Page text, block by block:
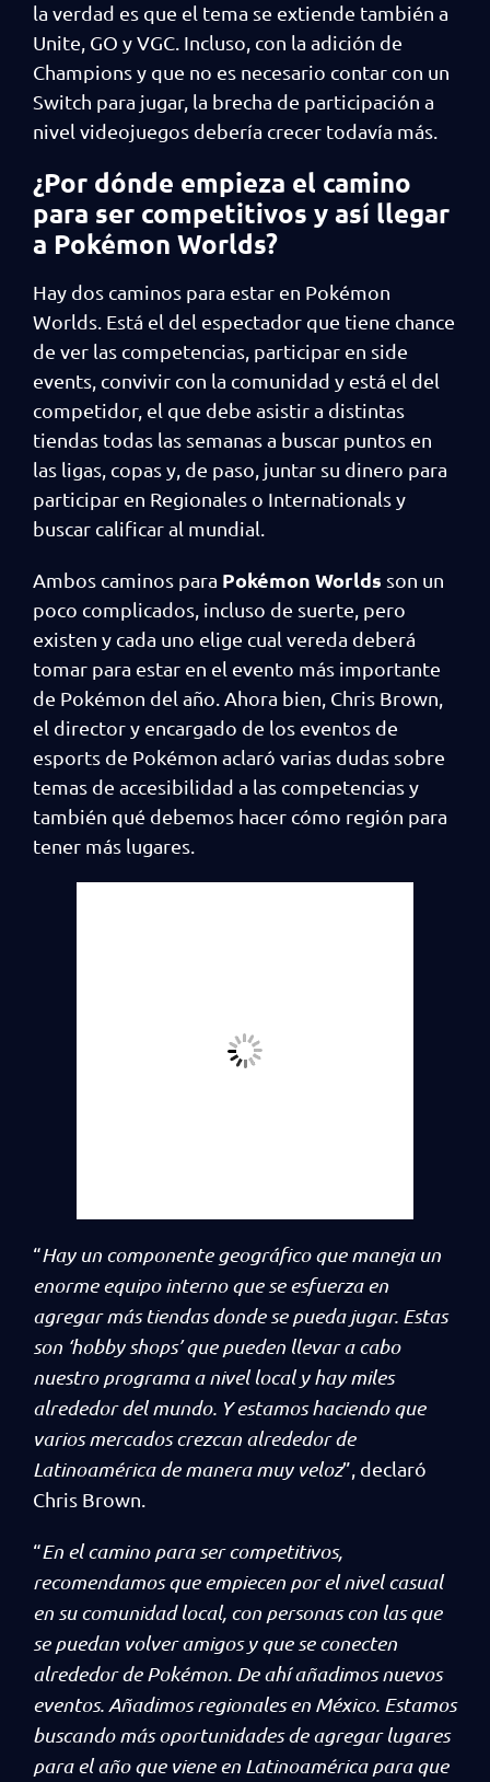
la verdad es que el tema se extiende también a
Unite, GO y VGC. Incluso, con la adición de
Champions y que no es necesario contar con un
Switch para jugar, la brecha de participación a
nivel videojuegos debería crecer todavía más.
¿Por dónde empieza el camino
para ser competitivos y así llegar
a Pokémon Worlds?
Hay dos caminos para estar en Pokémon
Worlds. Está el del espectador que tiene chance
de ver las competencias, participar en side
events, convivir con la comunidad y está el del
competidor, el que debe asistir a distintas
tiendas todas las semanas a buscar puntos en
las ligas, copas y, de paso, juntar su dinero para
participar en Regionales o Internationals y
buscar calificar al mundial.
Ambos caminos para Pokémon Worlds son un
poco complicados, incluso de suerte, pero
existen y cada uno elige cual vereda deberá
tomar para estar en el evento más importante
de Pokémon del año. Ahora bien, Chris Brown,
el director y encargado de los eventos de
esports de Pokémon aclaró varias dudas sobre
temas de accesibilidad a las competencias y
también qué debemos hacer cómo región para
tener más lugares.
“Hay un componente geográfico que maneja un
enorme equipo interno que se esfuerza en
agregar más tiendas donde se pueda jugar. Estas
son ‘hobby shops’ que pueden llevar a cabo
nuestro programa a nivel local y hay miles
alrededor del mundo. Y estamos haciendo que
varios mercados crezcan alrededor de
Latinoamérica de manera muy veloz”, declaró
Chris Brown.
“En el camino para ser competitivos,
recomendamos que empiecen por el nivel casual
en su comunidad local, con personas con las que
se puedan volver amigos y que se conecten
alrededor de Pokémon. De ahí añadimos nuevos
eventos. Añadimos regionales en México. Estamos
buscando más oportunidades de agregar lugares
para el año que viene en Latinoamérica para que